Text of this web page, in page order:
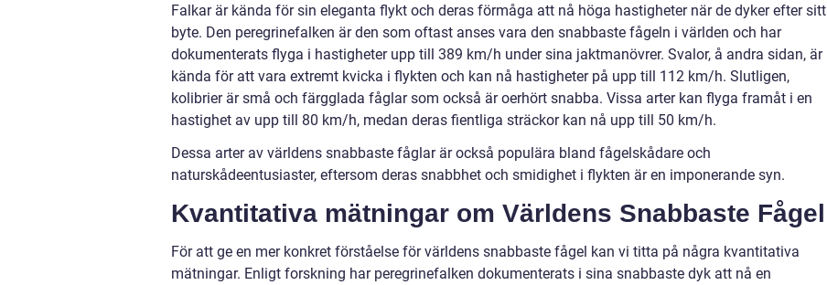
Falkar är kända för sin eleganta flykt och deras förmåga att nå höga hastigheter när de dyker efter sitt
byte. Den peregrinefalken är den som oftast anses vara den snabbaste fågeln i världen och har
dokumenterats flyga i hastigheter upp till 389 km/h under sina jaktmanövrer. Svalor, å andra sidan, är
kända för att vara extremt kvicka i flykten och kan nå hastigheter på upp till 112 km/h. Slutligen,
kolibrier är små och färgglada fåglar som också är oerhört snabba. Vissa arter kan flyga framåt i en
hastighet av upp till 80 km/h, medan deras fientliga sträckor kan nå upp till 50 km/h.
Dessa arter av världens snabbaste fåglar är också populära bland fågelskådare och
naturskådeentusiaster, eftersom deras snabbhet och smidighet i flykten är en imponerande syn.
Kvantitativa mätningar om Världens Snabbaste Fågel
För att ge en mer konkret förståelse för världens snabbaste fågel kan vi titta på några kvantitativa
mätningar. Enligt forskning har peregrinefalken dokumenterats i sina snabbaste dyk att nå en